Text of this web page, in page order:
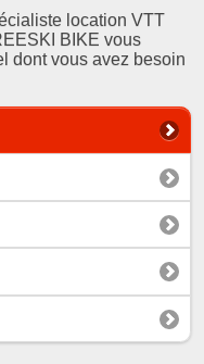
location VTT
BIKE vous
dont vous avez besoin